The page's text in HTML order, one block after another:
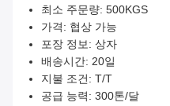
최소 주문량: 500KGS
가격: 협상 가능
포장 정보: 상자
배송시간: 20일
지불 조건: T/T
공급 능력: 300톤/달